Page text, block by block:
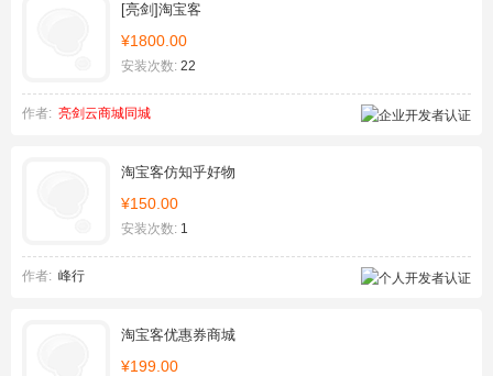
[亮剑]淘宝客
¥1800.00
安装次数: 22
作者: 亮剑云商城同城
淘宝客仿知乎好物
¥150.00
安装次数: 1
作者: 峰行
淘宝客优惠券商城
¥199.00